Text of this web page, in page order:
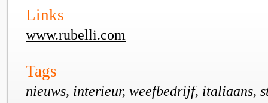
Links
www.rubelli.com
Tags
nieuws, interieur, weefbedrijf, italiaans,